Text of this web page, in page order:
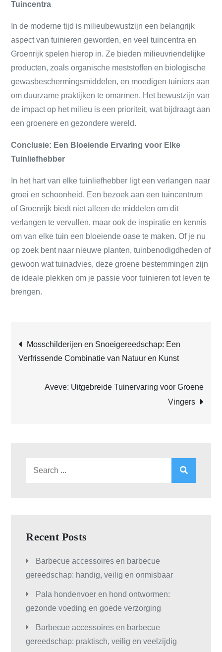
Tuincentra
In de moderne tijd is milieubewustzijn een belangrijk
aspect van tuinieren geworden, en veel tuincentra en
Groenrijk spelen hierop in. Ze bieden milieuvriendelijke
producten, zoals organische meststoffen en biologische
gewasbeschermingsmiddelen, en moedigen tuiniers aan
om duurzame praktijken te omarmen. Het bewustzijn van
de impact op het milieu is een prioriteit, wat bijdraagt aan
een groenere en gezondere wereld.
Conclusie: Een Bloeiende Ervaring voor Elke
Tuinliefhebber
In het hart van elke tuinliefhebber ligt een verlangen naar
groei en schoonheid. Een bezoek aan een tuincentrum
of Groenrijk biedt niet alleen de middelen om dit
verlangen te vervullen, maar ook de inspiratie en kennis
om van elke tuin een bloeiende oase te maken. Of je nu
op zoek bent naar nieuwe planten, tuinbenodigdheden of
gewoon wat tuinadvies, deze groene bestemmingen zijn
de ideale plekken om je passie voor tuinieren tot leven te
brengen.
Post
navigation
Mosschilderijen en Snoeigereedschap: Een
Verfrissende Combinatie van Natuur en Kunst
Aveve: Uitgebreide Tuinervaring voor Groene
Vingers
Recent Posts
Barbecue accessoires en barbecue
gereedschap: handig, veilig en onmisbaar
Pala hondenvoer en hond ontwormen:
gezonde voeding en goede verzorging
Barbecue accessoires en barbecue
gereedschap: praktisch, veilig en veelzijdig